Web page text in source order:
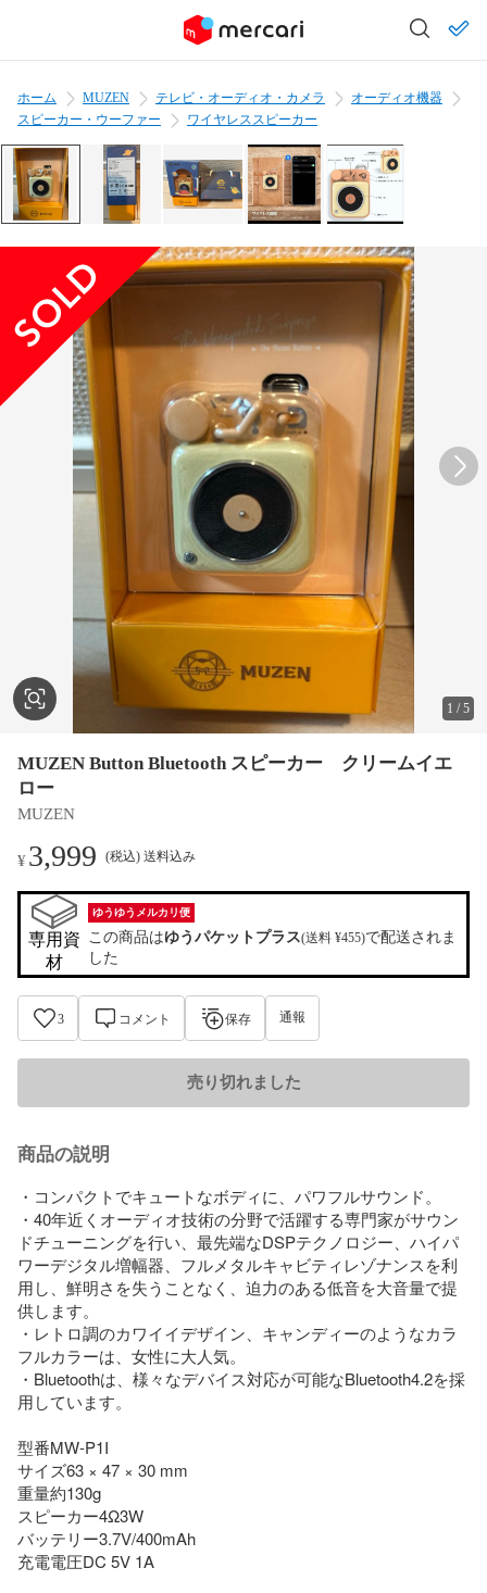
ホーム MUZEN テレビ・オーディオ・カメラ
オーディオ機器
スピーカー・ウーファー
ワイヤレススピーカー
1 /5
MUZEN Button Bluetooth スピーカー クリームイエ
ロー
MUZEN
¥3,999 (税込) 送料込み
専用資
材
ゆうゆうメルカリ便
この商品はゆうパケットプラス(送料 ¥455)で配送されま
した
3 コメント 保存 通報
売り切れました
商品の説明
・コンパクトでキュートなボディに、パワフルサウンド。
・40年近くオーディオ技術の分野で活躍する専門家がサウン
ドチューニングを行い、最先端なDSPテクノロジー、ハイパ
ワーデジタル増幅器、フルメタルキャビティレゾナンスを利
用し、鮮明さを失うことなく、迫力のある低音を大音量で提
供します。
・レトロ調のカワイイデザイン、キャンディーのようなカラ
フルカラーは、女性に大人気。
・Bluetoothは、様々なデバイス対応が可能なBluetooth4.2を採
用しています。
型番MW-P1I
サイズ63 × 47 × 30 mm
重量約130g
スピーカー4Ω3W
バッテリー3.7V/400mAh
充電電圧DC 5V 1A